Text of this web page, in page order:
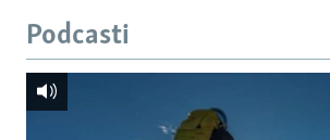
Podcasti